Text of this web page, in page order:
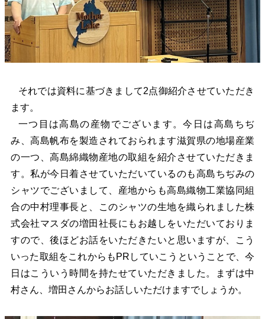
それでは資料に基づきまして2点御紹介させていただき
ます。
一つ目は高島の産物でございます。今日は高島ちぢ
み、高島帆布を製造されておられます滋賀県の地場産業
の一つ、高島綿織物産地の取組を紹介させていただきま
す。私が今日着させていただいているのも高島ちぢみの
シャツでございまして、産地からも高島織物工業協同組
合の中村理事長と、このシャツの生地を織られました株
式会社マスダの増田社長にもお越しをいただいておりま
すので、後ほどお話をいただきたいと思いますが、こう
いった取組をこれからもPRしていこうということで、今
日はこういう時間を持たせていただきました。まずは中
村さん、増田さんからお話しいただけますでしょうか。